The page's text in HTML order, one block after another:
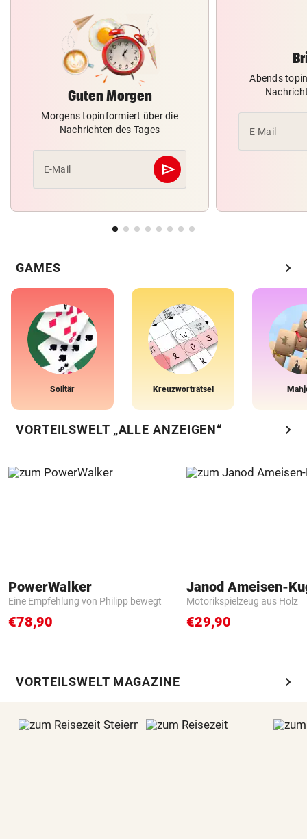
Guten Morgen
Morgens topinformiert über die
Nachrichten des Tages
E-Mail send
Abschicken
Abends
E-Mail
GAMES chevron_right
Solitär Kreuzworträtsel
VORTEILSWELT „ALLE ANZEIGEN“ chevron_right
PowerWalker
Eine Empfehlung von Philipp bewegt
€78,90
Janod Ameisen-
Motorikspielzeug aus Holz
€29,90
VORTEILSWELT MAGAZINE chevron_right